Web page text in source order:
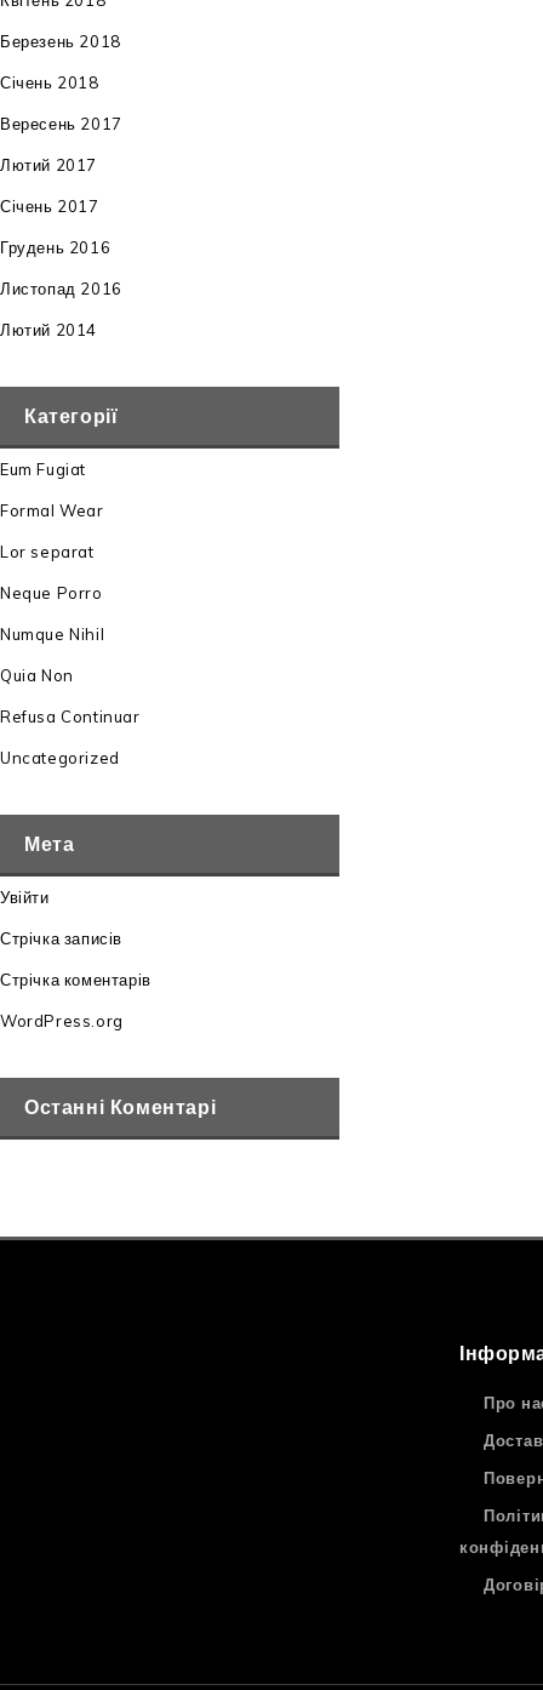
Березень 2018
Січень 2018
Вересень 2017
Лютий 2017
Січень 2017
Грудень 2016
Листопад 2016
Лютий 2014
Категорії
Eum Fugiat
Formal Wear
Lor separat
Neque Porro
Numque Nihil
Quia Non
Refusa Continuar
Uncategorized
Мета
Увійти
Стрічка записів
Стрічка коментарів
WordPress.org
Останні Коментарі
Про